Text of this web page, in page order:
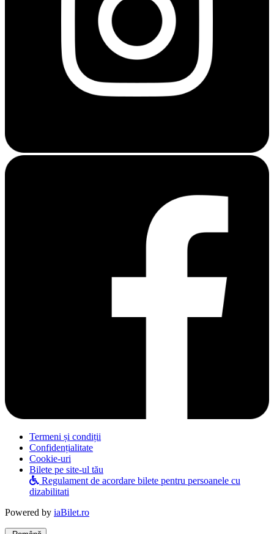
Termeni și condiții
Confidențialitate
Cookie-uri
Bilete pe site-ul tău
Regulament de acordare bilete pentru persoanele cu
dizabilitati
Powered by iaBilet.ro